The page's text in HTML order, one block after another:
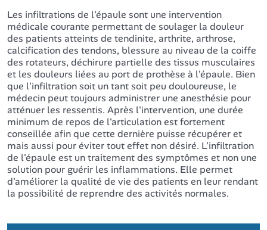
Les infiltrations de l'épaule sont une intervention
médicale courante permettant de soulager la douleur
des patients atteints de tendinite, arthrite, arthrose,
calcification des tendons, blessure au niveau de la coiffe
des rotateurs, déchirure partielle des tissus musculaires
et les douleurs liées au port de prothèse à l'épaule. Bien
que l'infiltration soit un tant soit peu douloureuse, le
médecin peut toujours administrer une anesthésie pour
atténuer les ressentis. Après l'intervention, une durée
minimum de repos de l'articulation est fortement
conseillée afin que cette dernière puisse récupérer et
mais aussi pour éviter tout effet non désiré. L'infiltration
de l'épaule est un traitement des symptômes et non une
solution pour guérir les inflammations. Elle permet
d'améliorer la qualité de vie des patients en leur rendant
la possibilité de reprendre des activités normales.